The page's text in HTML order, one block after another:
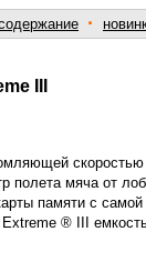
·
III
скоростью
полета мяча от
памяти с самой
Extreme ® III